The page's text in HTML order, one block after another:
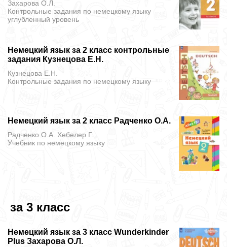
Захарова О.Л.
Контрольные задания по немецкому языку
углубленный уровень
Немецкий язык за 2 класс контрольные
задания Кузнецова Е.Н.
Кузнецова Е.Н.
Контрольные задания по немецкому языку
Немецкий язык за 2 класс Радченко О.А.
Радченко О.А. Хебелер Г.
Учебник по немецкому языку
за 3 класс
Немецкий язык за 3 класс Wunderkinder
Plus Захарова О.Л.